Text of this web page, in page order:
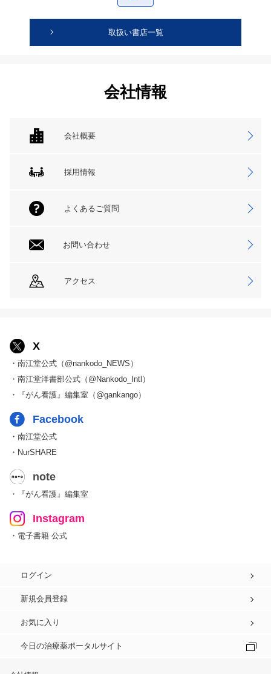
取扱い書店一覧
会社情報
会社概要
採用情報
よくあるご質問
お問い合わせ
アクセス
X
・南江堂公式（@nankodo_NEWS）
・南江堂洋書部公式（@Nankodo_Intl）
・『がん看護』編集室（@gankango）
Facebook
・南江堂公式
・NurSHARE
note
・『がん看護』編集室
Instagram
・電子書籍 公式
ログイン
新規会員登録
お気に入り
今日の治療薬ポータルサイト